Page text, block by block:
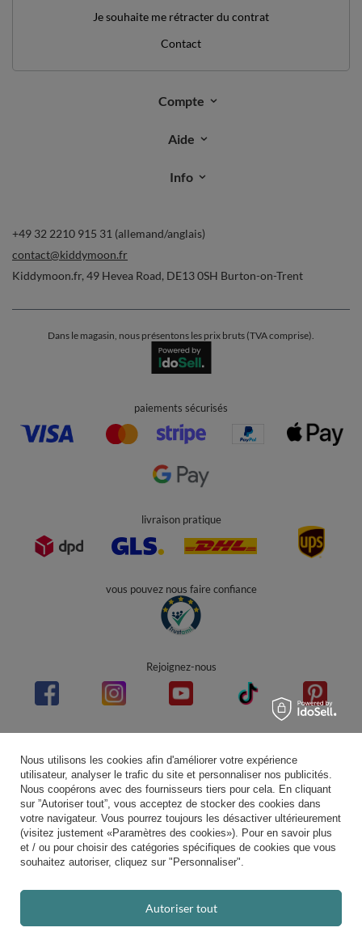
Je souhaite me rétracter du contrat
Contact
Compte
Aide
Info
+49 32 2210 915 31 (allemand/anglais)
contact@kiddymoon.fr
Kiddymoon.fr, 49 Hevea Road, DE13 0SH Burton-on-Trent
Dans le magasin, nous présentons les prix bruts (TVA comprise).
paiements sécurisés
livraison pratique
vous pouvez nous faire confiance
Rejoignez-nous
| Evaluation basée sur 7 plateforme(s) de vente et 3 d'avis client(s)
Nous utilisons les cookies afin d'améliorer votre expérience
utilisateur, analyser le trafic du site et personnaliser nos publicités.
Nous coopérons avec des fournisseurs tiers pour cela. En cliquant
sur ”Autoriser tout”, vous acceptez de stocker des cookies dans
votre navigateur. Vous pourrez toujours les désactiver ultérieurement
(visitez justement «Paramètres des cookies»). Pour en savoir plus
et / ou pour choisir des catégories spécifiques de cookies que vous
souhaitez autoriser, cliquez sur "Personnaliser".
Autoriser tout